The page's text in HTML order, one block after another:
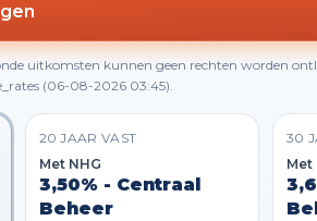
uitkomsten kunnen geen rechten worden
(06-08-2026 03:45).
20 JAAR VAST
Met NHG
3,50% - Centraal
Beheer
30
Met